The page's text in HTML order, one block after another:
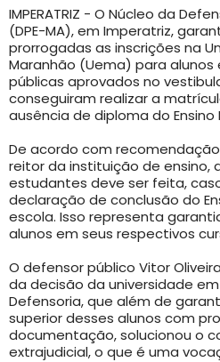
IMPERATRIZ - O Núcleo da
(DPE-MA), em Imperatriz,
prorrogadas as inscrições na
Maranhão (Uema) para alunos
públicas aprovados no
conseguiram realizar a
ausência de diploma do Ensino
De acordo com recomendação
reitor da instituição de ensino,
estudantes deve ser feita,
declaração de conclusão do
escola. Isso representa
alunos em seus respectivos
O defensor público Vitor
da decisão da universidade
Defensoria, que além de
superior desses alunos com
documentação, solucionou o
extrajudicial, o que é uma